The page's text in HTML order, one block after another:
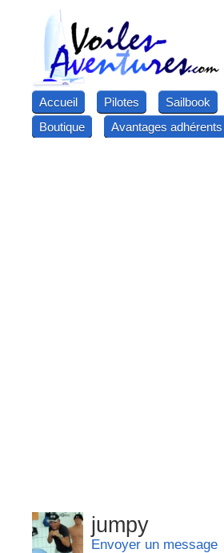
Accueil Pilotes Sailbook
Boutique
Avantages adhérents
jumpy
Envoyer un message